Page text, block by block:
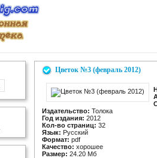
Цветок №3 (февраль 2012)
Издательство: Толока
Год издания: 2012
Кол-во страниц: 32
Язык: Русский
Формат: pdf
Качество: хорошее
Размер: 24.20 Мб